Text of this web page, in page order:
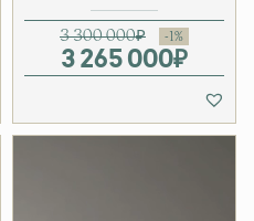
цена
755 000₽.
3 300 000₽
3 265 000₽
Текущая